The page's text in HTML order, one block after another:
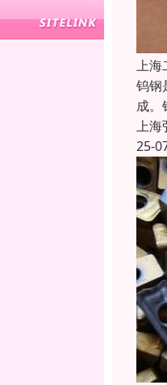
上海
钨钢
成。
上海
25-